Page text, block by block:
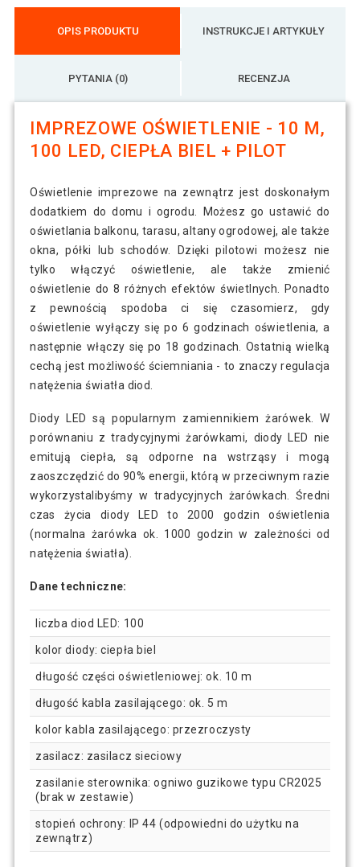
OPIS PRODUKTU INSTRUKCJE I ARTYKUŁY
PYTANIA (0) RECENZJA
IMPREZOWE OŚWIETLENIE - 10 M,
100 LED, CIEPŁA BIEL + PILOT
Oświetlenie imprezowe na zewnątrz jest doskonałym
dodatkiem do domu i ogrodu. Możesz go ustawić do
oświetlania balkonu, tarasu, altany ogrodowej, ale także
okna, półki lub schodów. Dzięki pilotowi możesz nie
tylko włączyć oświetlenie, ale także zmienić
oświetlenie do 8 różnych efektów świetlnych. Ponadto
z pewnością spodoba ci się czasomierz, gdy
oświetlenie wyłączy się po 6 godzinach oświetlenia, a
następnie włączy się po 18 godzinach. Ostatnią wielką
cechą jest możliwość ściemniania - to znaczy regulacja
natężenia światła diod.
Diody LED są popularnym zamiennikiem żarówek. W
porównaniu z tradycyjnymi żarówkami, diody LED nie
emitują ciepła, są odporne na wstrząsy i mogą
zaoszczędzić do 90% energii, którą w przeciwnym razie
wykorzystalibyśmy w tradycyjnych żarówkach. Średni
czas życia diody LED to 2000 godzin oświetlenia
(normalna żarówka ok. 1000 godzin w zależności od
natężenia światła).
Dane techniczne:
liczba diod LED: 100
kolor diody: ciepła biel
długość części oświetleniowej: ok. 10 m
długość kabla zasilającego: ok. 5 m
kolor kabla zasilającego: przezroczysty
zasilacz: zasilacz sieciowy
zasilanie sterownika: ogniwo guzikowe typu CR2025
(brak w zestawie)
stopień ochrony: IP 44 (odpowiedni do użytku na
zewnątrz)